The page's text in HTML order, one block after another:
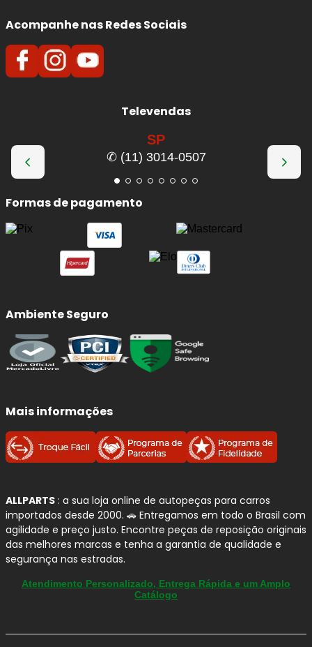
Acompanhe nas Redes Sociais
Televendas
SP
✆ (11) 3014-0507
Formas de pagamento
Ambiente Seguro
Mais informações
ALLPARTS : a sua loja online de autopeças para carros
importados desde 2000. 🚗 Entregamos em todo o Brasil com
agilidade e preço justo. Encontre peças de reposição originais
das melhores marcas e tenha a garantia de qualidade e
segurança nas estradas.
Atendimento Personalizado, Entrega Rápida e um Amplo
Catálogo